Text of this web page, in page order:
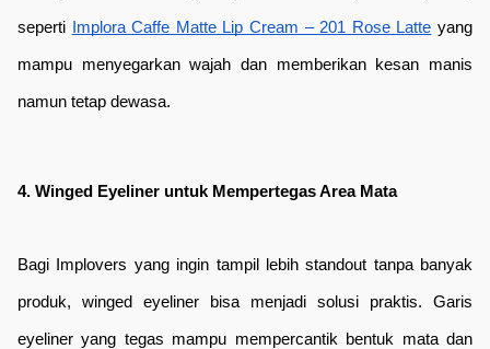
seperti Implora Caffe Matte Lip Cream – 201 Rose Latte yang
mampu menyegarkan wajah dan memberikan kesan manis
namun tetap dewasa.
4. Winged Eyeliner untuk Mempertegas Area Mata
Bagi Implovers yang ingin tampil lebih standout tanpa banyak
produk, winged eyeliner bisa menjadi solusi praktis. Garis
eyeliner yang tegas mampu mempercantik bentuk mata dan